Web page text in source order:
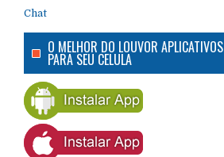
Chat
O MELHOR DO LOUVOR APLICATIVOS
PARA SEU CELULA